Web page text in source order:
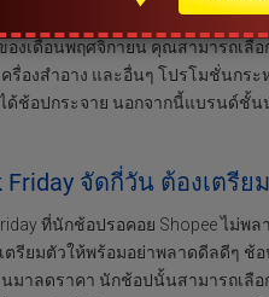
งของนักช้อปที่พลาดไม่ได้
องเดือนพฤศจิกายน คุณสามารถเลื
รื่องสำอาง และอื่นๆ โปรโมชั่นกร
ด้ช้อปกระจาย นอกจากนี้แบรนด์ชั้น
Friday จัดกี่วัน ต้องเตรีย
ที่นักช้อปรอคอย Shopee ไม่พ
ตรียมตัวให้พร้อมอย่าพลาดดีลดีๆ ช้
มาลดราคา นักช้อปนั้นสามารถเลือ